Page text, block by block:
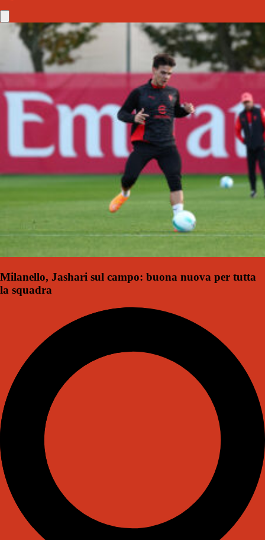
Milanello, Jashari sul campo: buona nuova per tutta
la squadra